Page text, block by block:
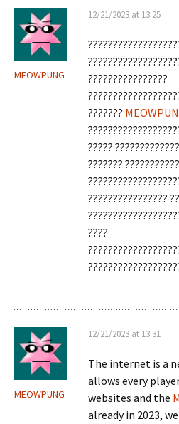
MEOWPUNG
12/21/2023 at 13:25
????????????????
???????
?????
???????
????????????????
????
MEOWPUNG
12/21/2023 at 13:31
The internet is a
allows every
websites and the
already in 2023,